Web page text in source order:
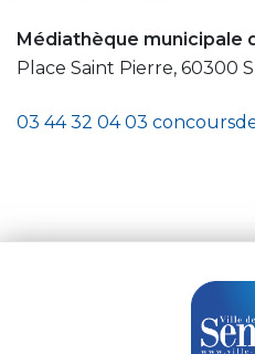
Médiathèque municipale
Place Saint Pierre, 60300
03 44 32 04 03